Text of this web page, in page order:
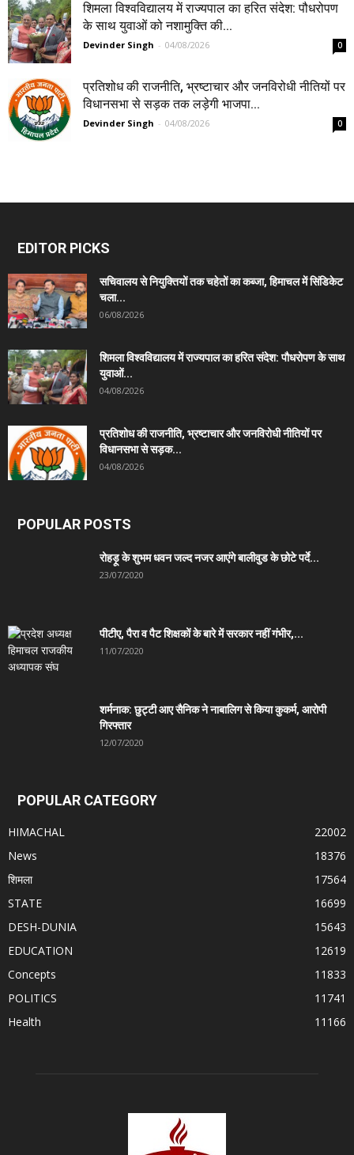
शिमला विश्वविद्यालय में राज्यपाल का हरित संदेश: पौधरोपण
के साथ युवाओं को नशामुक्ति की...
Devinder Singh - 04/08/2026 0
प्रतिशोध की राजनीति, भ्रष्टाचार और जनविरोधी नीतियों पर
विधानसभा से सड़क तक लड़ेगी भाजपा...
Devinder Singh - 04/08/2026 0
EDITOR PICKS
सचिवालय से नियुक्तियों तक चहेतों का कब्जा, हिमाचल में सिंडिकेट
चला...
06/08/2026
शिमला विश्वविद्यालय में राज्यपाल का हरित संदेश: पौधरोपण के साथ
युवाओं...
04/08/2026
प्रतिशोध की राजनीति, भ्रष्टाचार और जनविरोधी नीतियों पर
विधानसभा से सड़क...
04/08/2026
POPULAR POSTS
रोहड़ू के शुभम धवन जल्द नजर आएंगे बालीवुड के छोटे पर्दे...
23/07/2020
पीटीए, पैरा व पैट शिक्षकों के बारे में सरकार नहीं गंभीर,...
11/07/2020
शर्मनाक: छुट्टी आए सैनिक ने नाबालिग से किया कुकर्म, आरोपी
गिरफ्तार
12/07/2020
POPULAR CATEGORY
HIMACHAL
22002
News
18376
शिमला
17564
STATE
16699
DESH-DUNIA
15643
EDUCATION
12619
Concepts
11833
POLITICS
11741
Health
11166